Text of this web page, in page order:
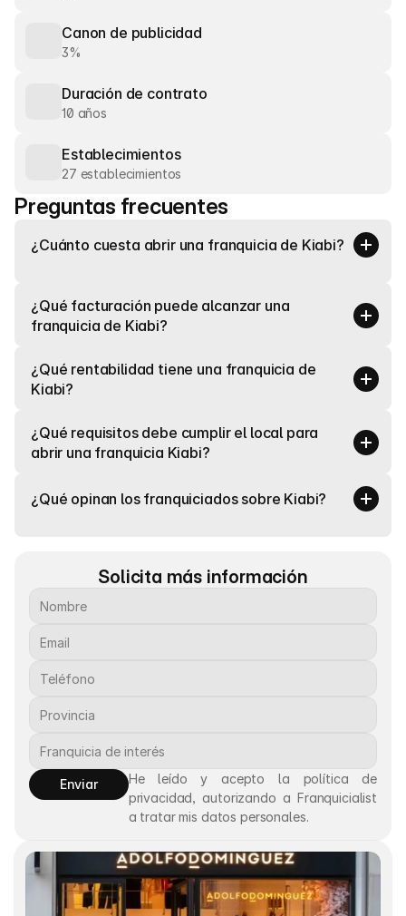
Canon de publicidad
3%
Duración de contrato
10 años
Establecimientos
27 establecimientos
Preguntas frecuentes
¿Cuánto cuesta abrir una franquicia de Kiabi?
¿Qué facturación puede alcanzar una
franquicia de Kiabi?
¿Qué rentabilidad tiene una franquicia de
Kiabi?
¿Qué requisitos debe cumplir el local para
abrir una franquicia Kiabi?
¿Qué opinan los franquiciados sobre Kiabi?
Solicita más información
Enviar
He leído y acepto la política de
privacidad, autorizando a Franquicialist
a tratar mis datos personales.